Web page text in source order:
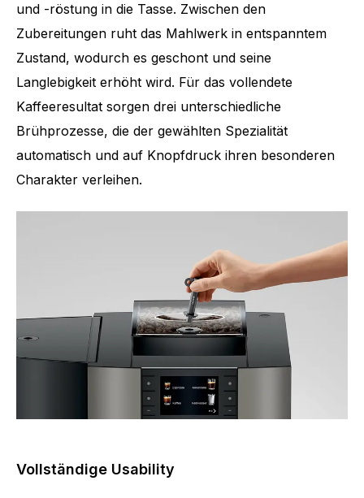
Anzahl Spezialitäten 13
und -röstung in die Tasse. Zwischen den
Zubereitungen ruht das Mahlwerk in entspanntem
Zustand, wodurch es geschont und seine
Langlebigkeit erhöht wird. Für das vollendete
Kaffeeresultat sorgen drei unterschiedliche
Brühprozesse, die der gewählten Spezialität
automatisch und auf Knopfdruck ihren besonderen
Charakter verleihen.
Vollständige Usability